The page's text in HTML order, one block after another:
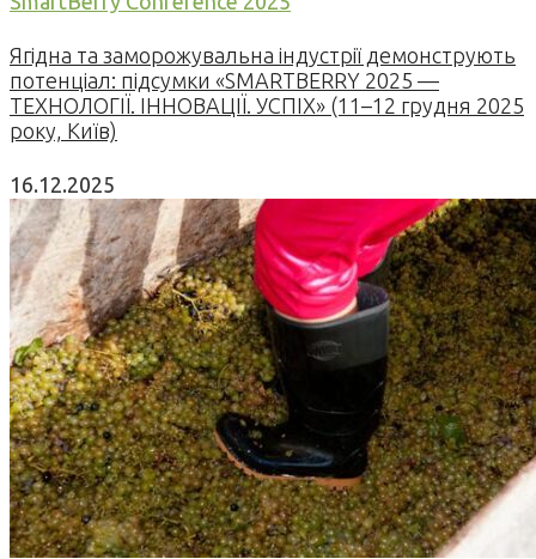
Ягідна та заморожувальна індустрії демонструють
потенціал: підсумки «SMARTBERRY 2025 —
ТЕХНОЛОГІЇ. ІННОВАЦІЇ. УСПІХ» (11–12 грудня 2025
року, Київ)
16.12.2025